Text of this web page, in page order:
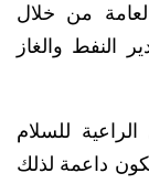
من خلال
النفط والغاز
للسلام
داعمة لذلك